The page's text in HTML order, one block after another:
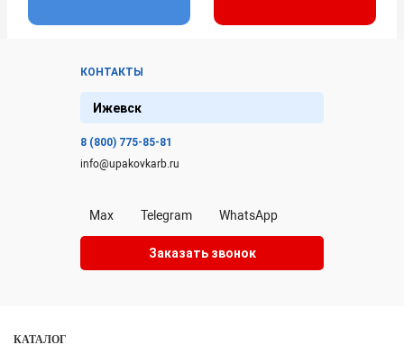
КОНТАКТЫ
Ижевск
8 (800) 775-85-81
info@upakovkarb.ru
Max Telegram WhatsApp
Заказать звонок
КАТАЛОГ